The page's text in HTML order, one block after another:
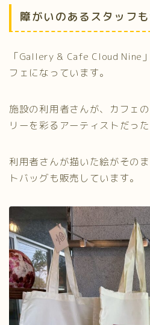
障がいのあるスタッフ
「Gallery & Cafe Cloud Nine
フェになっています。
施設の利用者さんが、カフェ
リーを彩るアーティストだっ
利用者さんが描いた絵がその
トバッグも販売しています。